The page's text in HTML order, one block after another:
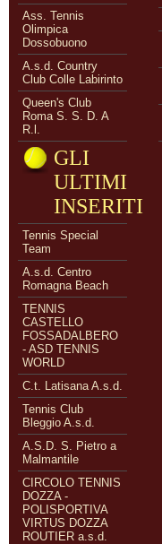
Ass. Tennis
Olimpica
Dossobuono
A.s.d. Country
Club Colle Labirinto
Queen's Club
Roma S. S. D. A
R.l.
GLI
ULTIMI
INSERITI
Tennis Special
Team
A.s.d. Centro
Romagna Beach
TENNIS
CASTELLO
FOSSADALBERO
- ASD TENNIS
WORLD
C.t. Latisana A.s.d.
Tennis Club
Bleggio A.s.d.
A.S.D. S. Pietro a
Malmantile
CIRCOLO TENNIS
DOZZA -
POLISPORTIVA
VIRTUS DOZZA
ROUTIER a.s.d.